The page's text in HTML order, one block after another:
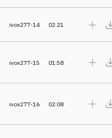
ivox277-14 02:21
ivox277-15 01:58
ivox277-16 02:08